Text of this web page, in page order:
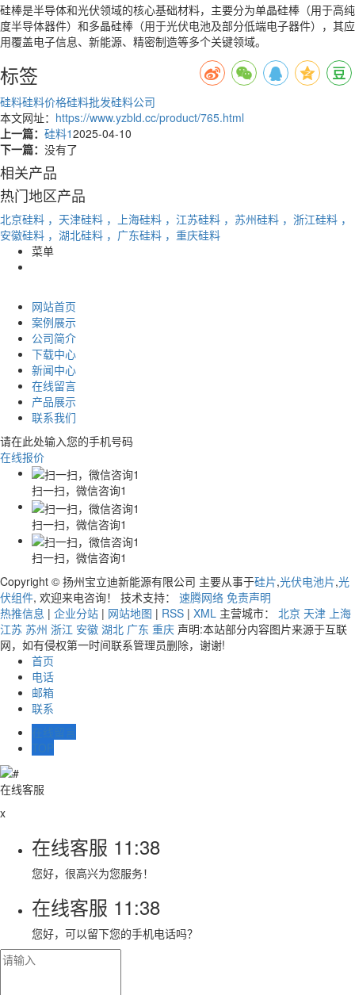
硅棒是半导体和光伏领域的核心基础材料，主要分为单晶硅棒（用于高纯
度半导体器件）和多晶硅棒（用于光伏电池及部分低端电子器件），其应
用覆盖电子信息、新能源、精密制造等多个关键领域。
标签
硅料硅料价格硅料批发硅料公司
本文网址： https://www.yzbld.cc/product/765.html
上一篇： 硅料12025-04-10
下一篇： 没有了
相关产品
热门地区产品
北京硅料 ，天津硅料 ，上海硅料 ，江苏硅料 ，苏州硅料 ，浙江硅料 ，
安徽硅料 ，湖北硅料 ，广东硅料 ，重庆硅料
菜单
网站首页
案例展示
公司简介
下载中心
新闻中心
在线留言
产品展示
联系我们
请在此处输入您的手机号码
在线报价
扫一扫，微信咨询1
扫一扫，微信咨询1
扫一扫，微信咨询1
Copyright © 扬州宝立迪新能源有限公司 主要从事于硅片,光伏电池片,光
伏组件, 欢迎来电咨询！ 技术支持： 速腾网络 免责声明
热推信息 | 企业分站 | 网站地图 | RSS | XML 主营城市： 北京 天津 上海
江苏 苏州 浙江 安徽 湖北 广东 重庆 声明:本站部分内容图片来源于互联
网，如有侵权第一时间联系管理员删除，谢谢!
首页
电话
邮箱
联系
在线留言
TOP
在线客服
x
在线客服 11:38
您好，很高兴为您服务！
在线客服 11:38
您好，可以留下您的手机电话吗？